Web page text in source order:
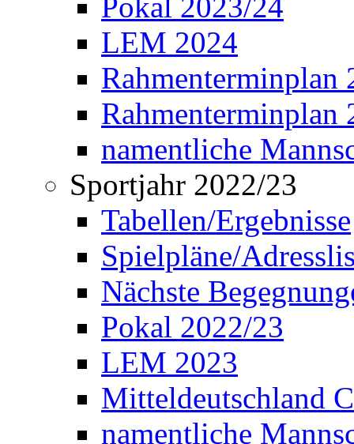
LEM 2024
Rahmenterminplan
Rahmenterminplan
namentliche
Sportjahr 2022/23
Tabellen/Ergebnisse
Spielpläne/
Nächste
Pokal 2022/23
LEM 2023
Mitteldeutschland
namentliche